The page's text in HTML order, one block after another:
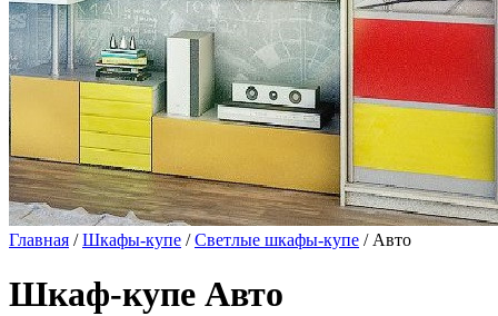
Главная /Шкафы-купе /Светлые шкафы-купе / Авто
Шкаф-купе Авто